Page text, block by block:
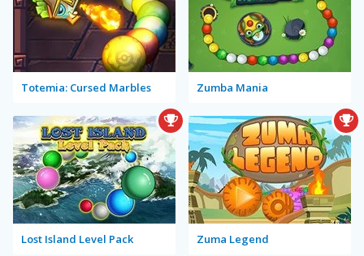
Totemia: Cursed Marbles Zumba Mania
Lost Island Level Pack Zuma Legend